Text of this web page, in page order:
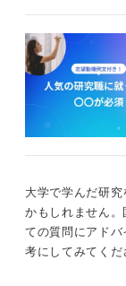
大学で学んだ研
かもしれません
ての質問にアド
考にしてみてくだ